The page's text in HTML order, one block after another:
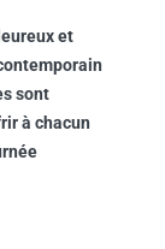
et
sont
à chacun